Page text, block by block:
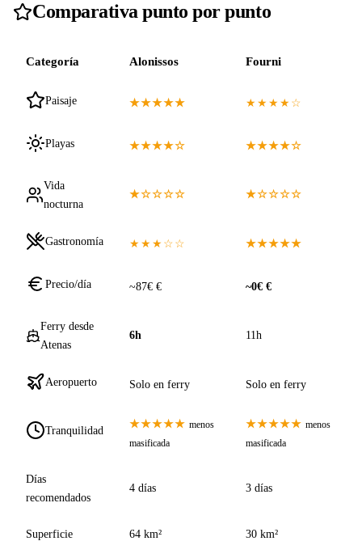
Comparativa punto por punto
Categoría Alonissos Fourni
Paisaje ★★★★★ ★★★★☆
Playas ★★★★☆ ★★★★☆
Vida
nocturna
★☆☆☆☆ ★☆☆☆☆
Gastronomía ★★★☆☆ ★★★★★
Precio/día ~87€ € ~0€ €
Ferry desde
Atenas
6h 11h
Aeropuerto Solo en ferry Solo en ferry
Tranquilidad ★★★★★ menos
masificada
★★★★★ menos
masificada
Días
recomendados
4 días 3 días
Superficie 64 km² 30 km²